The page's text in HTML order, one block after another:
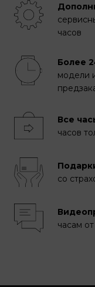
часов
Более
модели
Все
часов
со
часам